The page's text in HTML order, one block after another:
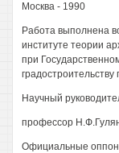
Москва - 1990
Работа выполнена
институте теории
при
Научный
профессор
Официальные